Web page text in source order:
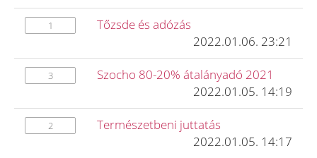
1
Tőzsde és adózás
2022.01.06. 23:21
3
Szocho 80-20% átalányadó 2021
2022.01.05. 14:19
2
Természetbeni juttatás
2022.01.05. 14:17